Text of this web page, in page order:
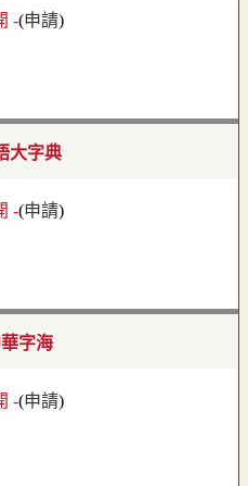
-(申請)
大字典
-(申請)
字海
-(申請)